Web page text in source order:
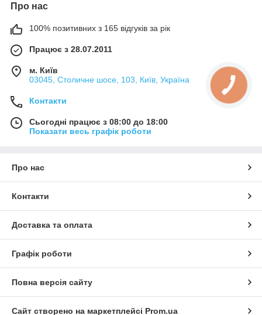
Про нас
100% позитивних з 165 відгуків за рік
Працює з 28.07.2011
м. Київ
03045, Столичне шосе, 103, Київ, Україна
Контакти
Сьогодні працює з 08:00 до 18:00
Показати весь графік роботи
Про нас
Контакти
Доставка та оплата
Графік роботи
Повна версія сайту
Сайт створено на маркетплейсі Prom.ua